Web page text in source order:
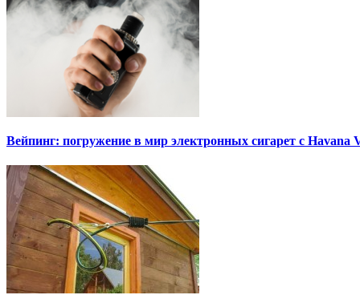
Вейпинг: погружение в мир электронных сигарет с Havana